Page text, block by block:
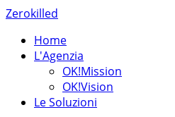
Zerokilled
Home
L'Agenzia
OK!Mission
OK!Vision
Le Soluzioni